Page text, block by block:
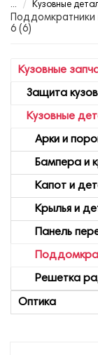
... Кузовные
Поддомкратники
6 (6)
Кузовные
Защита
Кузовные
Арки и
Бампера и
Капот и
Крылья и
Панель
Решетка
Оптика